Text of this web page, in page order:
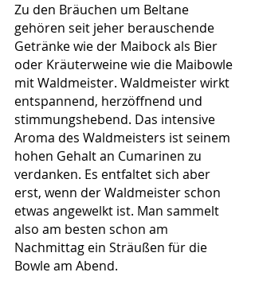
Zu den Bräuchen um Beltane
gehören seit jeher berauschende
Getränke wie der Maibock als Bier
oder Kräuterweine wie die Maibowle
mit Waldmeister. Waldmeister wirkt
entspannend, herzöffnend und
stimmungshebend. Das intensive
Aroma des Waldmeisters ist seinem
hohen Gehalt an Cumarinen zu
verdanken. Es entfaltet sich aber
erst, wenn der Waldmeister schon
etwas angewelkt ist. Man sammelt
also am besten schon am
Nachmittag ein Sträußen für die
Bowle am Abend.